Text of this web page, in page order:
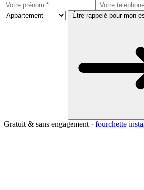
Être rappelé pour mon
Gratuit & sans engagement · fourchette